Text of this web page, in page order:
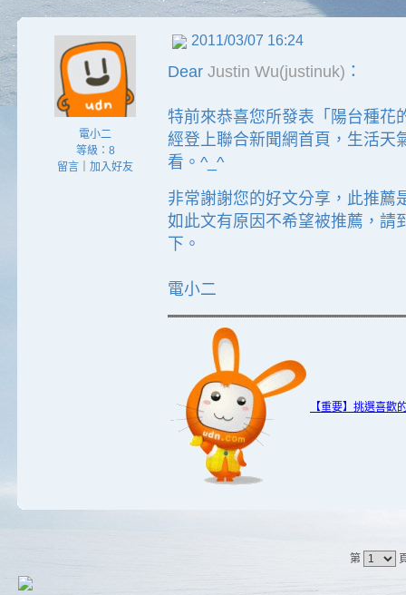
電小二
等級：8
留言
加入好友
2011/03/07 16:24
Dear Justin Wu(justinuk) ：
特前來恭喜您所發表「陽台種花
經登上聯合新聞網首頁，生活天
看。^_^
非常謝謝您的好文分享，此推薦
如此文有原因不希望被推薦，請
下。
電小二
【重要】挑選喜歡
第